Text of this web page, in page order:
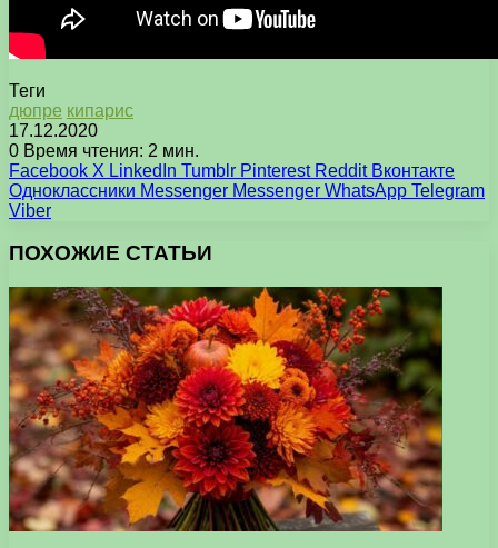
Теги
дюпре кипарис
17.12.2020
0 Время чтения: 2 мин.
Facebook X LinkedIn Tumblr Pinterest Reddit Вконтакте
Одноклассники Messenger Messenger WhatsApp Telegram
Viber
ПОХОЖИЕ СТАТЬИ